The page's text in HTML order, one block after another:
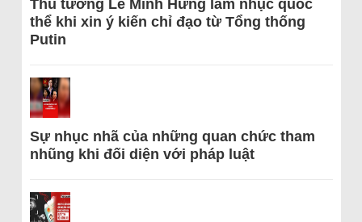
Thủ tướng Lê Minh Hưng làm nhục quốc
thể khi xin ý kiến chỉ đạo từ Tổng thống
Putin
Sự nhục nhã của những quan chức tham
nhũng khi đối diện với pháp luật